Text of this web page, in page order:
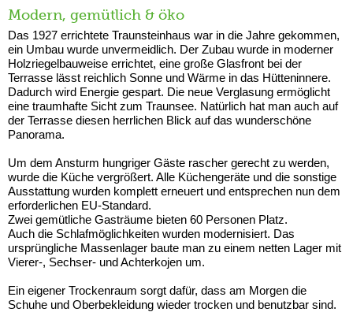
Modern, gemütlich & öko
Das 1927 errichtete Traunsteinhaus war in die Jahre gekommen,
ein Umbau wurde unvermeidlich. Der Zubau wurde in moderner
Holzriegelbauweise errichtet, eine große Glasfront bei der
Terrasse lässt reichlich Sonne und Wärme in das Hütteninnere.
Dadurch wird Energie gespart. Die neue Verglasung ermöglicht
eine traumhafte Sicht zum Traunsee. Natürlich hat man auch auf
der Terrasse diesen herrlichen Blick auf das wunderschöne
Panorama.
Um dem Ansturm hungriger Gäste rascher gerecht zu werden,
wurde die Küche vergrößert. Alle Küchengeräte und die sonstige
Ausstattung wurden komplett erneuert und entsprechen nun dem
erforderlichen EU-Standard.
Zwei gemütliche Gasträume bieten 60 Personen Platz.
Auch die Schlafmöglichkeiten wurden modernisiert. Das
ursprüngliche Massenlager baute man zu einem netten Lager mit
Vierer-, Sechser- und Achterkojen um.
Ein eigener Trockenraum sorgt dafür, dass am Morgen die
Schuhe und Oberbekleidung wieder trocken und benutzbar sind.